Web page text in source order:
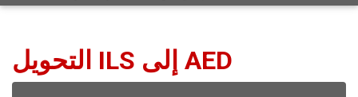
AED إلى ILS التحويل